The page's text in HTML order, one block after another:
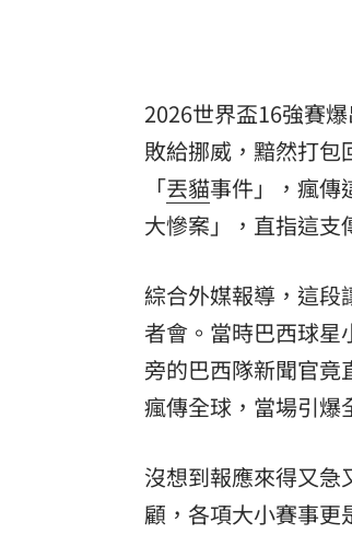
2026世界盃16強賽
敗給挪威，黯然打包
「丟貓事件」，瘋傳
大慘案」，直指這
綜合外媒報導，這段
者會。當時巴西球
旁的巴西隊新聞官
瘋傳全球，當場引爆
沒想到報應來得又
顧，各項大小賽事